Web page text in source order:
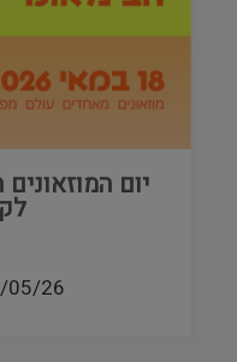
05/26